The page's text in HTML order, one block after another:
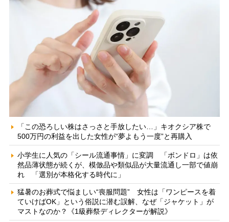
「この恐ろしい株はさっさと手放したい…」キオクシア株で
500万円の利益を出した女性が“夢よもう一度”と再購入
小学生に人気の「シール流通事情」に変調 「ボンドロ」は依
然品薄状態が続くが、模倣品や類似品が大量流通し一部で値崩
れ 「選別が本格化する時代に」
猛暑のお葬式で悩ましい“喪服問題” 女性は「ワンピースを着
ていけばOK」という俗説に潜む誤解、なぜ「ジャケット」が
マストなのか？《1級葬祭ディレクターが解説》